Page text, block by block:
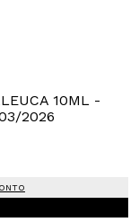
10ML -
2026